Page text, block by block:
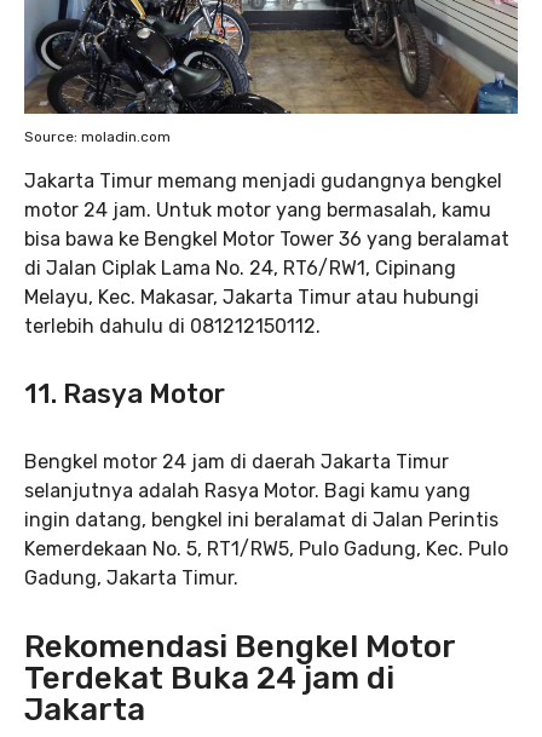
Source: moladin.com
Jakarta Timur memang menjadi gudangnya bengkel
motor 24 jam. Untuk motor yang bermasalah, kamu
bisa bawa ke Bengkel Motor Tower 36 yang beralamat
di Jalan Ciplak Lama No. 24, RT6/RW1, Cipinang
Melayu, Kec. Makasar, Jakarta Timur atau hubungi
terlebih dahulu di 081212150112.
11. Rasya Motor
Bengkel motor 24 jam di daerah Jakarta Timur
selanjutnya adalah Rasya Motor. Bagi kamu yang
ingin datang, bengkel ini beralamat di Jalan Perintis
Kemerdekaan No. 5, RT1/RW5, Pulo Gadung, Kec. Pulo
Gadung, Jakarta Timur.
Rekomendasi Bengkel Motor
Terdekat Buka 24 jam di
Jakarta